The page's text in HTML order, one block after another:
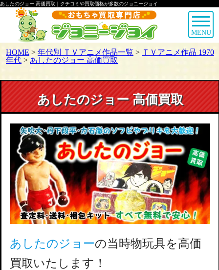
あしたのジョー 高価買取｜クチコミや買取価格が多数のジョニージョイ
MENU
HOME > 年代別 ＴＶアニメ作品一覧 > ＴＶアニメ作品 1970
年代 > あしたのジョー 高価買取
あしたのジョー 高価買取
あしたのジョーの当時物玩具を高価
買取いたします！